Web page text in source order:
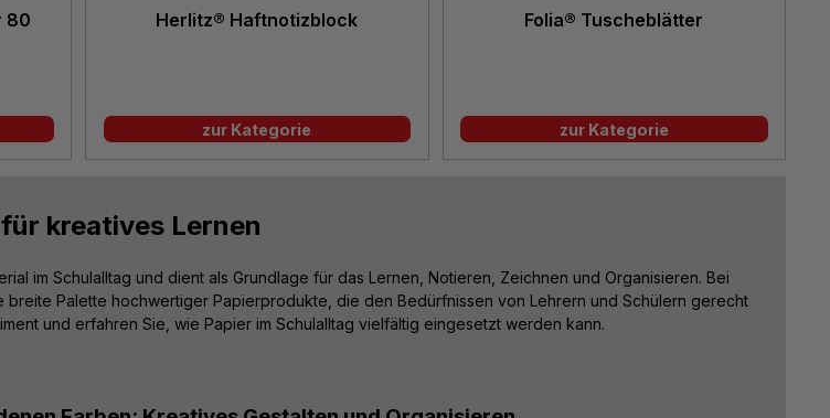
80
Herlitz® Haftnotizblock
zur Kategorie
Folia® Tuscheblätter
zur Kategorie
kreatives Lernen
im Schulalltag und dient als Grundlage für das Lernen, Notieren, Zeichnen und Organisieren. Bei
breite Palette hochwertiger Papierprodukte, die den Bedürfnissen von Lehrern und Schülern gerecht
und erfahren Sie, wie Papier im Schulalltag vielfältig eingesetzt werden kann.